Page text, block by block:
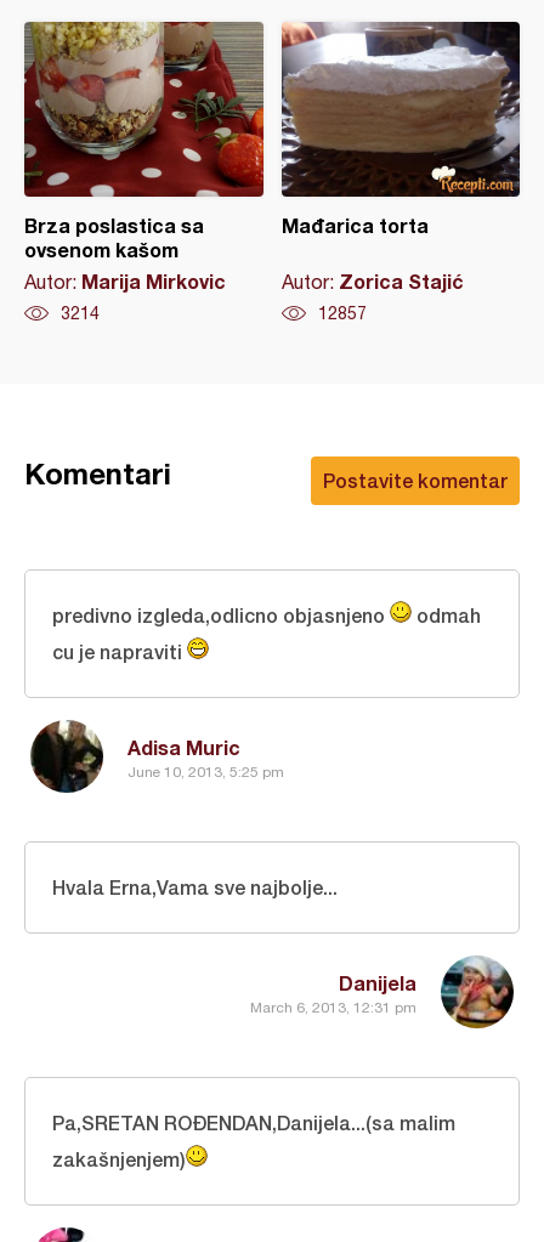
Brza poslastica sa
ovsenom kašom
Autor: Marija Mirkovic
3214
Mađarica torta
Autor: Zorica Stajić
12857
Postavite komentar
Komentari
Adisa Muric
June 10, 2013, 5:25 pm
predivno izgleda,odlicno objasnjeno
odmah
cu je napraviti
Danijela
March 6, 2013, 12:31 pm
Hvala Erna,Vama sve najbolje...
Pa,SRETAN ROĐENDAN,Danijela...(sa malim
zakašnjenjem)